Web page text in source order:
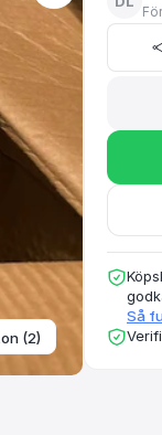
(2)
Så